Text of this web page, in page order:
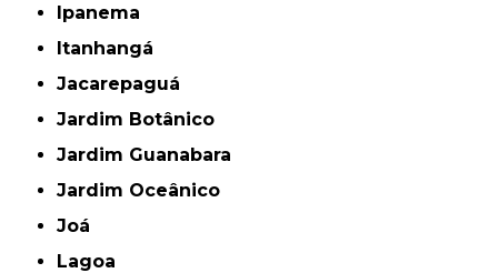
Ipanema
Itanhangá
Jacarepaguá
Jardim Botânico
Jardim Guanabara
Jardim Oceânico
Joá
Lagoa